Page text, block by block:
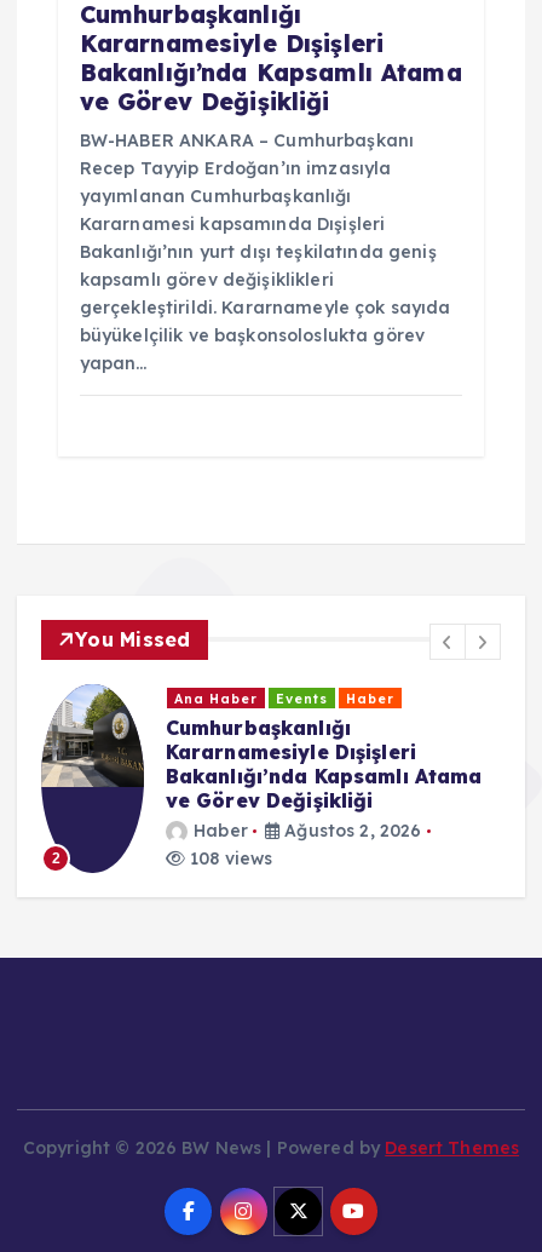
Cumhurbaşkanlığı
Kararnamesiyle Dışişleri
Bakanlığı’nda Kapsamlı Atama
ve Görev Değişikliği
BW-HABER ANKARA – Cumhurbaşkanı
Recep Tayyip Erdoğan’ın imzasıyla
yayımlanan Cumhurbaşkanlığı
Kararnamesi kapsamında Dışişleri
Bakanlığı’nın yurt dışı teşkilatında geniş
kapsamlı görev değişiklikleri
gerçekleştirildi. Kararnameyle çok sayıda
büyükelçilik ve başkonsoloslukta görev
yapan…
You Missed
3
Ana Haber Events Haber
CHP Baden Birliği’nden Yeni
Parti Kararı: “Özgür Özel’in
Yanında Yer Alacağız”
Haber
Temmuz 24, 2026
174 views